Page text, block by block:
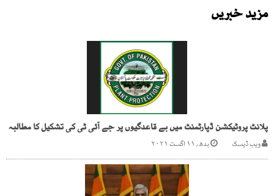
مزید خبریں
پلانٹ پروٹیکشن ڈپارٹمنٹ میں بے قاعدگیوں پر جے آئی ٹی کی تشکیل کا مطالبہ
ویب ڈیسک بدھ, ۱۱ اگست ۲۰۲۱